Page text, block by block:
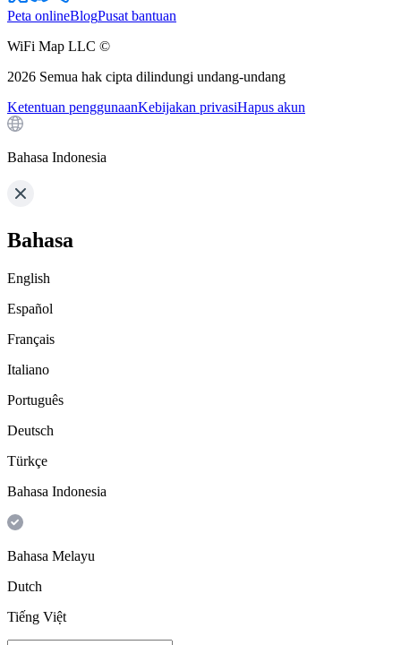
Peta onlineBlogPusat bantuan
WiFi Map LLC ©
2026 Semua hak cipta dilindungi undang-undang
Ketentuan penggunaanKebijakan privasiHapus akun
Bahasa Indonesia
Bahasa
English
Español
Français
Italiano
Português
Deutsch
Türkçe
Bahasa Indonesia
Bahasa Melayu
Dutch
Tiếng Việt